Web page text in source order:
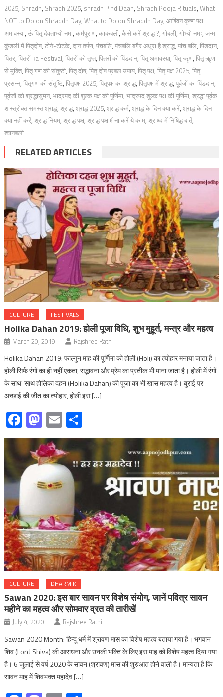
2025, Shradh, Shradh 2025, shradh Pind Daan, Shradh Pooja Rituals, What
NOT to Do on Shraddh Day, What to Do on Shraddh Day, आश्विन कृष्ण पक्ष
अमावस्या, ऊं पितृ देवताभ्यो नम:, कर्मपुराण, काकबली, कैसे करें श्राद्ध ?, गोबली, गोभ्यो नमः, जन्म
कुंडली में पितृदोष, टोने-टोटके, दान तर्पण, पंचबलि, पंचबलि बगैर अधूरा है श्राद्ध, पांच बलि, पिंडदान,
पितर, पितरों ka Festival, पितरों को तृप्त, पितरों को पिंडदान, पितृ अमावस्य़ा, पितृ ऋृण, पितृ ऋृण
से मुक्ति, पितृ गण की संतुष्टी, पितृ दोष, पितृ दोष प्रबल उपाय, पितृ पक्ष, पितृ पक्ष 2025, पितृ
प्रसन्न, पितृगण की संतुष्टि, पितृपक्ष 2025, पितृपक्ष का श्राद्ध, पितृपक्ष में श्राद्ध, पूर्वजों का पिंडदान,
पूर्वजों को श्रद्धासुमन, भाद्रपद की शुल्क पक्ष की पूर्णिमा, भाद्रपद शुल्क पक्ष की पूर्णिमा, श्रद्धा पूर्वक
शास्त्रोक्त समस्त श्राद्ध, श्राद्ध, श्राद्ध 2025, श्राद्ध कर्म, श्राद्ध के दिन क्या करें, श्राद्ध के दिन
क्या नहीं करें, श्राद्ध नियम, श्राद्ध पक्ष, श्राद्ध पक्ष में ना करें ये काम, श्राध्द में निषिद्ध बातें,
श्वानबली
RELATED ARTICLES
CULTURE FESTIVALS
Holika Dahan 2019: होली पूजा विधि, शुभ मुहूर्त, मन्त्र और महत्व
March 20, 2019 Rajshree Rathi
Holika Dahan 2019: फाल्गुन माह की पूर्णिमा को होली (Holi) का त्योहार मनाया जाता है।
होली सिर्फ रंगों का ही नहीं एकता, सद्भावना और प्रेम का प्रतीक भी माना जाता है। होली में रंगों
के साथ-साथ होलिका दहन (Holika Dahan) की पूजा का भी खास महत्व है। बुराई पर
अच्छाई की जीत का त्योहार, होली इस […]
Facebook
Mastodon
Email
CULTURE DHARMIK
Sawan 2020: इस बार सावन पर विशेष संयोग, जानें पवित्र सावन
महीने का महत्व और सोमवार व्रत की तारीखें
July 4, 2020 Rajshree Rathi
Sawan 2020 Month: हिन्दू धर्म में श्रावण मास का विशेष महत्व बताया गया है। भगवान
शिव (Lord Shiva) की आराधना और उनकी भक्ति के लिए इस माह को विशेष महत्व दिया गया
है। 6 जुलाई से वर्ष 2020 के सावन (श्रावण) मास की शुरुआत होने वाली है। मान्यता है कि
सावन माह में शिवभक्त महादेव […]